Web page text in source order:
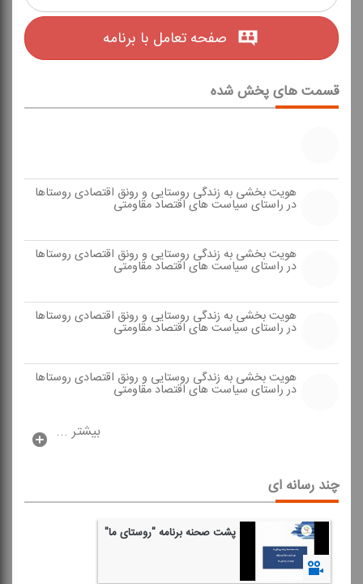
قسمت های پخش شده
هویت بخشی به زندگی روستایی و رونق اقتصادی روستاها
در راستای سیاست های اقتصاد مقاومتی
هویت بخشی به زندگی روستایی و رونق اقتصادی روستاها
در راستای سیاست های اقتصاد مقاومتی
هویت بخشی به زندگی روستایی و رونق اقتصادی روستاها
در راستای سیاست های اقتصاد مقاومتی
هویت بخشی به زندگی روستایی و رونق اقتصادی روستاها
در راستای سیاست های اقتصاد مقاومتی
بیشتر ...
صفحه تعامل با برنامه
چند رسانه ای
پشت صحنه برنامه "روستای ما"
1398/09/27